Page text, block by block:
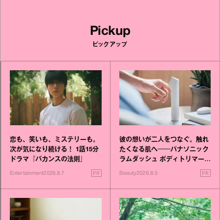
Pickup
ピックアップ
恋も、笑いも、ミステリーも。
次が気になり続ける！ 1話15分
ドラマ『バカンスの法則』
Entertainment2026.8.7 PR
彼の想いが二人をつなぐ。触れ
たくなる肌へ──パナソニック
ラムダッシュ ボディトリマーが
Beauty2026.8.5 PR